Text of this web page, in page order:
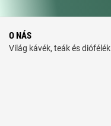
O NÁS
Világ kávék, teák és diófélék